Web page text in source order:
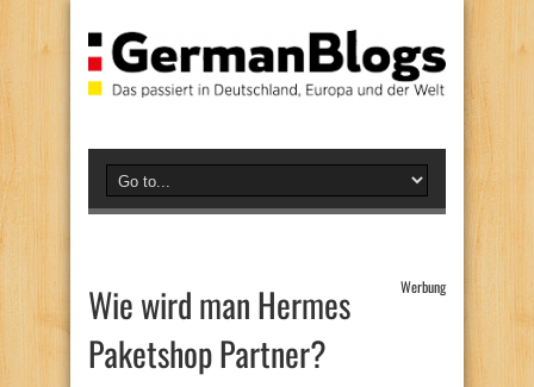
Wie wird man Hermes
Paketshop Partner?
Werbung